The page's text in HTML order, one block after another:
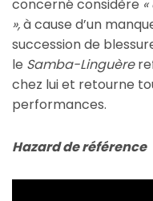
concerné considère
»,à cause d’un
succession de
le Samba-Linguère
chez lui et retourne
performances.
Hazard de référence